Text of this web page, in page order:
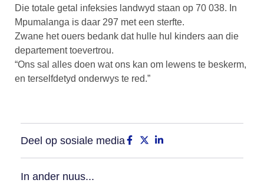
Die totale getal infeksies landwyd staan op 70 038. In
Mpumalanga is daar 297 met een sterfte.
Zwane het ouers bedank dat hulle hul kinders aan die
departement toevertrou.
“Ons sal alles doen wat ons kan om lewens te beskerm,
en terselfdetyd onderwys te red.”
Deel op sosiale media
In ander nuus...